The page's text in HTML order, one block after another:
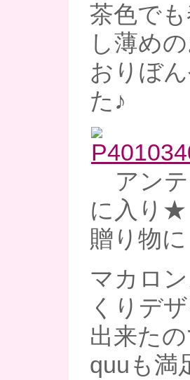
茶色で
し薄め
おりぼ
た♪
アンテ
に入り★
贈り物
マカロ
くりデ
出来た
quuも満